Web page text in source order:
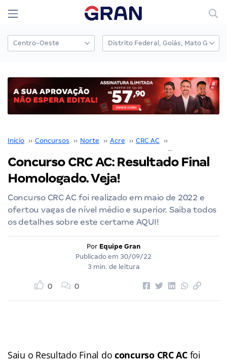
Início ›› Concursos ›› Norte ›› Acre ›› CRC AC ››
Concurso CRC AC: Resultado Final
Homologado. Veja!
Concurso CRC AC foi realizado em maio de 2022 e
ofertou vagas de nível médio e superior. Saiba todos
os detalhes sobre este certame AQUI!
Por Equipe Gran
Publicado em 30/09/22
3 min. de leitura
0 0
Saiu o Resultado Final do concurso CRC AC foi